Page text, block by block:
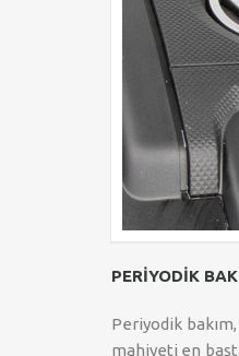
PERİYODİK
Periyodik
mahiyeti en